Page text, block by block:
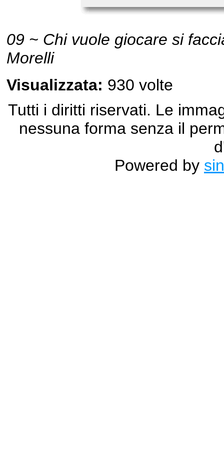
09 ~ Chi vuole giocare si
Morelli
Visualizzata: 930 volte
Tutti i diritti riservati. Le
nessuna forma senza il
Powered by